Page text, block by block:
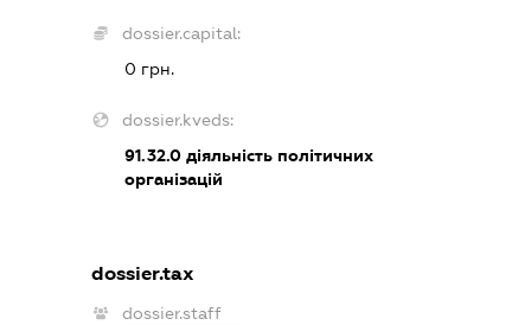
dossier.capital:
0 грн.
dossier.kveds:
91.32.0 діяльність політичних
організацій
dossier.tax
dossier.staff